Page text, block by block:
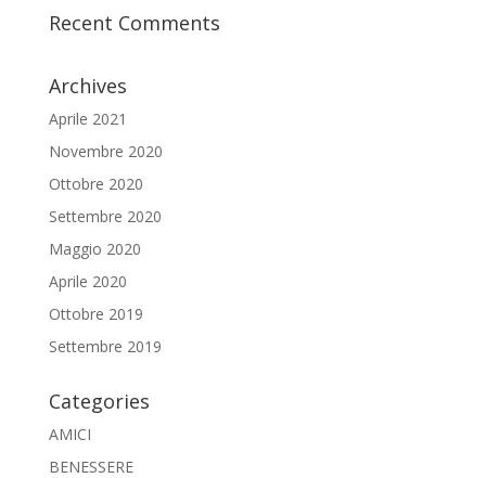
Recent Comments
Archives
Aprile 2021
Novembre 2020
Ottobre 2020
Settembre 2020
Maggio 2020
Aprile 2020
Ottobre 2019
Settembre 2019
Categories
AMICI
BENESSERE